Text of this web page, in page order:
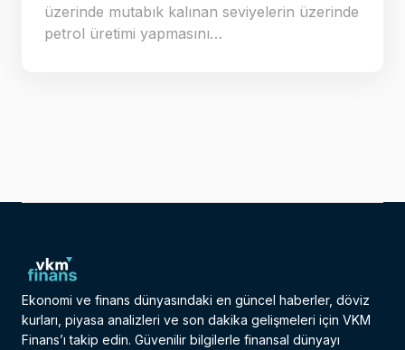
üzerinde mutabık kalınan seviyelerin üzerinde
petrol üretimi yapmasını…
Ekonomi ve finans dünyasındaki en güncel haberler, döviz
kurları, piyasa analizleri ve son dakika gelişmeleri için VKM
Finans’ı takip edin. Güvenilir bilgilerle finansal dünyayı